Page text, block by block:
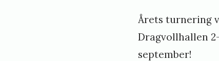
Årets turnering
Dragvollhallen
september!